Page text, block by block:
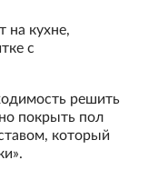
на кухне,
с
решить
покрыть пол
который